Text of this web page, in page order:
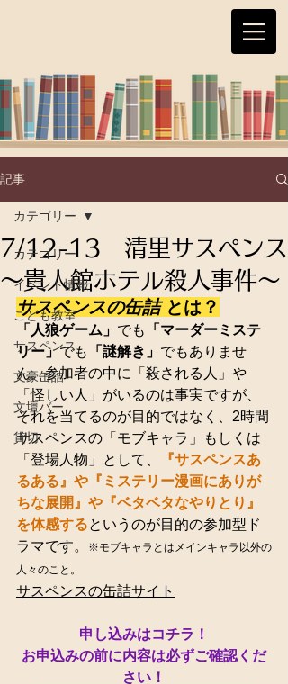
記事
カテゴリー
イベント情報
こども教室
サスペンス
文豪缶詰
文壇バー
貸切
カテゴリー
7/12-13 清里サスペンス
～貴人館ホテル殺人事件～
サスペンスの缶詰 とは？
「人狼ゲーム」 でも
「マーダーミステ
リー」でも 「謎解き」 でもありませ
ん。参加者の中に「殺される人」や
「怪しい人」がいるのは事実ですが、
それを当てるのが目的ではなく、2時間
サスペンスの「モブキャラ」もしくは
「登場人物」として、
『サスペンスあ
るある』や『ミステリー漫画にありが
ちな展開』や『ベタベタなやりとり』
を体感するというのが目的の参加型ド
ラマです。
※モブキャラとはメインキャラ以外の
人々のこと。
サスペンスの缶詰サイト
申し込みはコチラ！
お申込みの前に内容は必ずご確認くだ
さい！